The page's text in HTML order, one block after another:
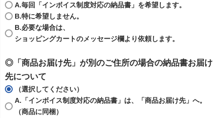
A.毎回「インボイス制度対応の納品書」を希望します。
B.特に希望しません。
B.必要な場合は、
ショッピングカートのメッセージ欄より依頼します。
◎「商品お届け先」が別のご住所の場合の納品書お届け
先について
（選択してください）
A.「インボイス制度対応の納品書」は、「商品お届け先」へ。
（商品に同梱）